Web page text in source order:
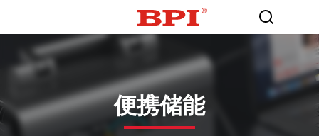
便携储能